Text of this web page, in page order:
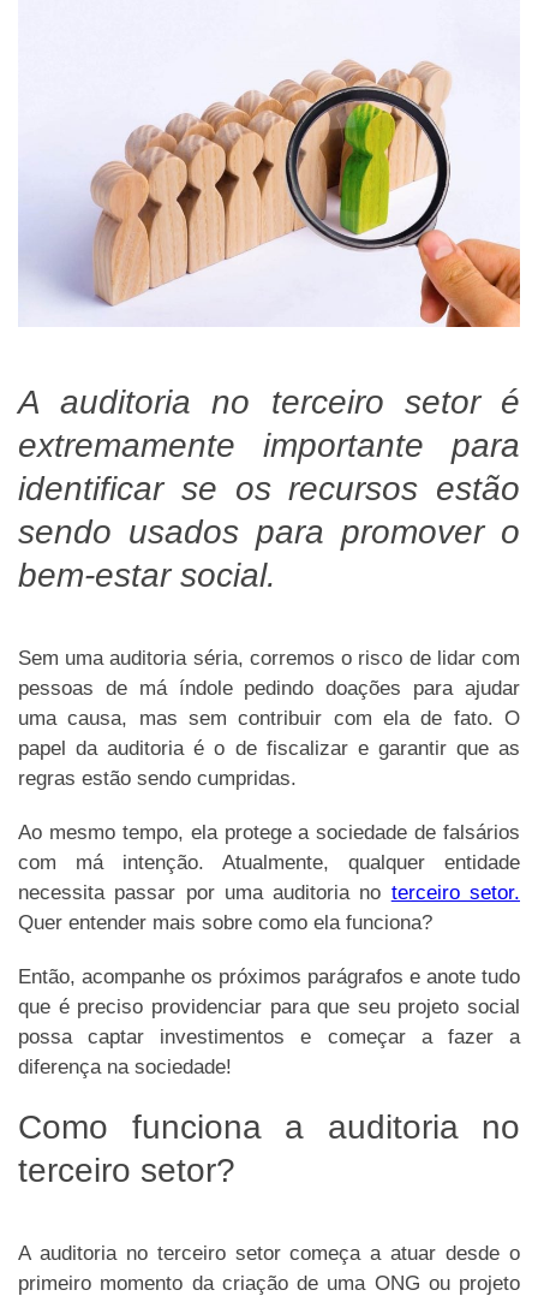
A auditoria no terceiro setor é
extremamente importante para
identificar se os recursos estão
sendo usados para promover o
bem-estar social.
Sem uma auditoria séria, corremos o risco de lidar com
pessoas de má índole pedindo doações para ajudar
uma causa, mas sem contribuir com ela de fato. O
papel da auditoria é o de fiscalizar e garantir que as
regras estão sendo cumpridas.
Ao mesmo tempo, ela protege a sociedade de falsários
com má intenção. Atualmente, qualquer entidade
necessita passar por uma auditoria no terceiro setor.
Quer entender mais sobre como ela funciona?
Então, acompanhe os próximos parágrafos e anote tudo
que é preciso providenciar para que seu projeto social
possa captar investimentos e começar a fazer a
diferença na sociedade!
Como funciona a auditoria no
terceiro setor?
A auditoria no terceiro setor começa a atuar desde o
primeiro momento da criação de uma ONG ou projeto